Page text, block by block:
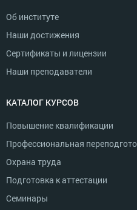
Об институте
Наши достижения
Сертификаты и лицензии
Наши преподаватели
КАТАЛОГ КУРСОВ
Повышение квалификации
Профессиональная
Охрана труда
Подготовка к аттестации
Семинары